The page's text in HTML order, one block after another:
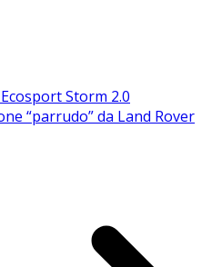
Storm 2.0
“parrudo” da Land Rover